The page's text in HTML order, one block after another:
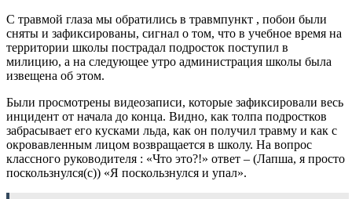
С травмой глаза мы обратились в травмпункт , побои были
сняты и зафиксированы, сигнал о том, что в учебное время на
территории школы пострадал подросток поступил в
милицию, а на следующее утро администрация школы была
извещена об этом.
Были просмотрены видеозаписи, которые зафиксировали весь
инцидент от начала до конца. Видно, как толпа подростков
забрасывает его кусками льда, как он получил травму и как с
окровавленным лицом возвращается в школу. На вопрос
классного руководителя : «Что это?!» ответ – (Лапша, я просто
поскользнулся(с)) «Я поскользнулся и упал».